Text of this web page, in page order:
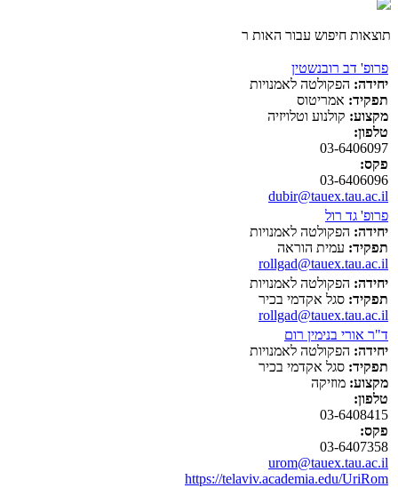
תוצאות חיפוש עבור האות ר
פרופ' דב רובנשטין
יחידה: הפקולטה לאמנויות
תפקיד: אמריטוס
מקצוע: קולנוע וטלויזיה
טלפון:
03-6406097
פקס:
03-6406096
dubir@tauex.tau.ac.il
פרופ' גד רול
יחידה: הפקולטה לאמנויות
תפקיד: עמית הוראה
rollgad@tauex.tau.ac.il
יחידה: הפקולטה לאמנויות
תפקיד: סגל אקדמי בכיר
rollgad@tauex.tau.ac.il
ד"ר אורי בנימין רום
יחידה: הפקולטה לאמנויות
תפקיד: סגל אקדמי בכיר
מקצוע: מוזיקה
טלפון:
03-6408415
פקס:
03-6407358
urom@tauex.tau.ac.il
https://telaviv.academia.edu/UriRom